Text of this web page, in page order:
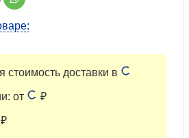
стоимость доставки в
от ₽
₽